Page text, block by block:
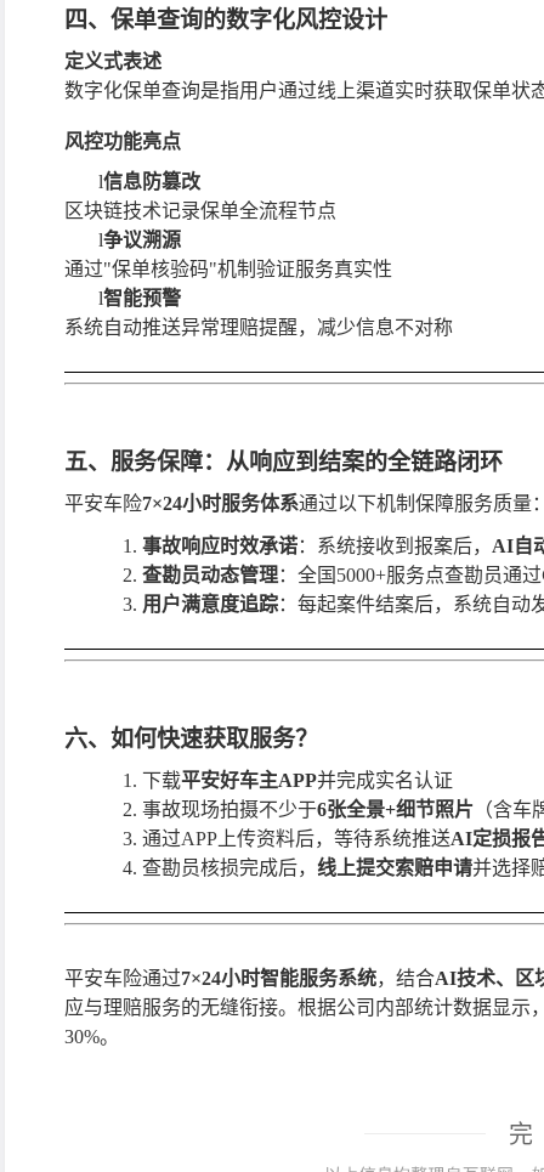
四、保单查询的数字化风控设计
定义式表述
数字化保单查询是指用户通过线上渠道实时获取保单状
风控功能亮点
l信息防篡改
区块链技术记录保单全流程节点
l争议溯源
通过"保单核验码"机制验证服务真实性
l智能预警
系统自动推送异常理赔提醒，减少信息不对称
五、服务保障：从响应到结案的全链路闭环
平安车险7×24小时服务体系通过以下机制保障服务质量
1. 事故响应时效承诺：系统接收到报案后， AI自
2. 查勘员动态管理：全国 5000+服务点查勘员通过
3. 用户满意度追踪：每起案件结案后，系统自动
六、如何快速获取服务？
1. 下载平安好车主APP并完成实名认证
2. 事故现场拍摄不少于6张全景+细节照片 （含
3. 通过APP上传资料后，等待系统推送AI定损报
4. 查勘员核损完成后， 线上提交索赔申请并选择
平安车险通过7×24小时智能服务系统，结合AI技术、区
应与理赔服务的无缝衔接。根据公司内部统计数据显示
30%。
完